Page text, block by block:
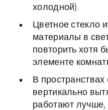
холодной).
Цветное стекло
материалы в
повторить хотя
элементе
В
вертикально
работают лучше,